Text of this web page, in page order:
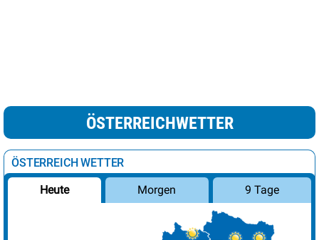
ÖSTERREICHWETTER
ÖSTERREICH WETTER
Heute Morgen 9 Tage